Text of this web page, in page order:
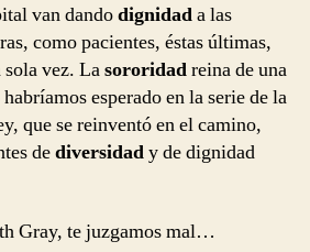
van dandodignidada las
como pacientes, éstas últimas,
sola vez. Lasororidadreina de una
esperado en la serie de la
que se reinventó en el camino,
dediversidady de dignidad
Gray, te juzgamos mal…